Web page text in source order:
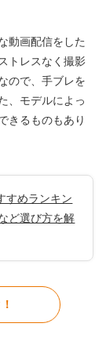
動画配信をした
トレスなく撮影
ので、手ブレを
、モデルによっ
きるものもあり
すめランキン
ど選び方を解